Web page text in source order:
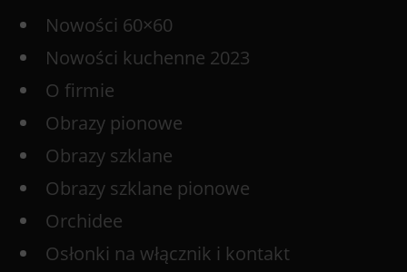
Nowości 60×60
Nowości kuchenne 2023
O firmie
Obrazy pionowe
Obrazy szklane
Obrazy szklane pionowe
Orchidee
Osłonki na włącznik i kontakt